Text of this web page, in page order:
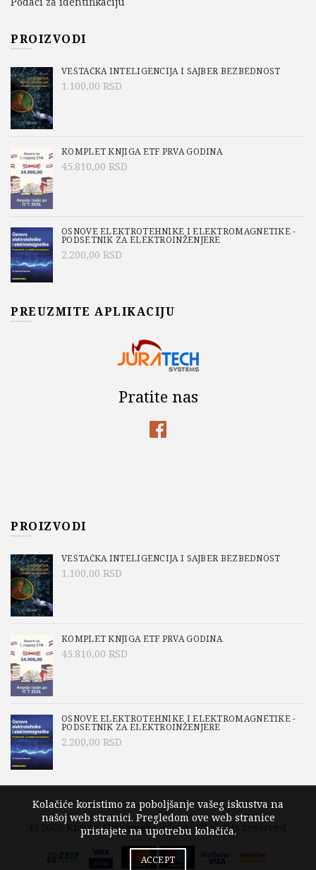
PROIZVODI
VEŠTAČKA INTELIGENCIJA I SAJBER BEZBEDNOST
1.100,00 RSD
KOMPLET KNJIGA ETF PRVA GODINA
45.810,00 RSD
OSNOVE ELEKTROTEHNIKE I ELEKTROMAGNETIKE -
PODSETNIK ZA ELEKTROINŽENJERE
2.200,00 RSD
PREUZMITE APLIKACIJU
Pratite nas
PROIZVODI
VEŠTAČKA INTELIGENCIJA I SAJBER BEZBEDNOST
1.100,00 RSD
KOMPLET KNJIGA ETF PRVA GODINA
45.810,00 RSD
OSNOVE ELEKTROTEHNIKE I ELEKTROMAGNETIKE -
PODSETNIK ZA ELEKTROINŽENJERE
2.200,00 RSD
© 2026 Knjige Akademska misao. All rights reserved
Kolačiće koristimo za poboljšanje vašeg iskustva na
našoj web stranici. Pregledom ove web stranice
pristajete na upotrebu kolačića.
ACCEPT